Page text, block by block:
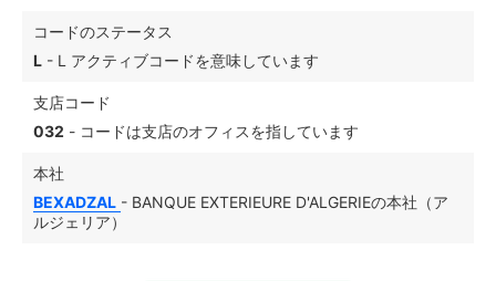
コードのステータス
L - L アクティブコードを意味しています
支店コード
032 - コードは支店のオフィスを指しています
本社
BEXADZAL - BANQUE EXTERIEURE D'ALGERIEの本社（ア
ルジェリア）